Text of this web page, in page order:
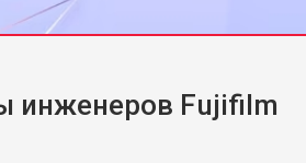
инженеров Fujifilm